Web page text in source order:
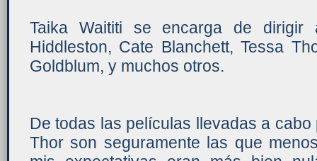
Taika Waititi se encarga de dirigir
Hiddleston, Cate Blanchett, Tessa
Goldblum, y muchos otros.
De todas las películas llevadas a
Thor son seguramente las que